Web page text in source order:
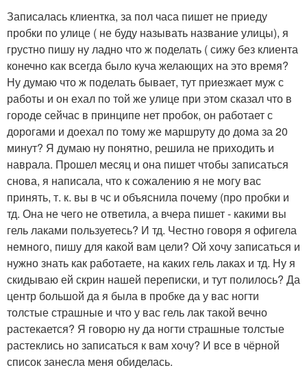
Записалась клиентка, за пол часа пишет не приеду
пробки по улице ( не буду называть название улицы), я
грустно пишу ну ладно что ж поделать ( сижу без клиента
конечно как всегда было куча желающих на это время?
Ну думаю что ж поделать бывает, тут приезжает муж с
работы и он ехал по той же улице при этом сказал что в
городе сейчас в принципе нет пробок, он работает с
дорогами и доехал по тому же маршруту до дома за 20
минут? Я думаю ну понятно, решила не приходить и
наврала. Прошел месяц и она пишет чтобы записаться
снова, я написала, что к сожалению я не могу вас
принять, т. к. вы в чс и объяснила почему (про пробки и
тд. Она не чего не ответила, а вчера пишет - какими вы
гель лаками пользуетесь? И тд. Честно говоря я офигела
немного, пишу для какой вам цели? Ой хочу записаться и
нужно знать как работаете, на каких гель лаках и тд. Ну я
скидываю ей скрин нашей переписки, и тут полилось? Да
центр большой да я была в пробке да у вас ногти
толстые страшные и что у вас гель лак такой вечно
растекается? Я говорю ну да ногти страшные толстые
растеклись но записаться к вам хочу? И все в чёрной
список занесла меня обиделась.